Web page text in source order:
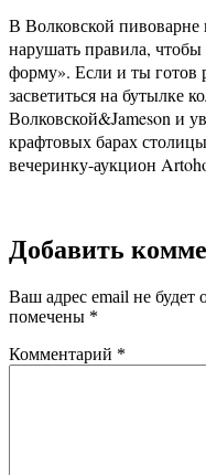
В Волковской
нарушать правила,
форму». Если и ты готов
засветиться на бутылке
Волковской&Jameson и
крафтовых барах
вечеринку-аукцион
Добавить
Ваш адрес email не будет
помечены *
Комментарий *